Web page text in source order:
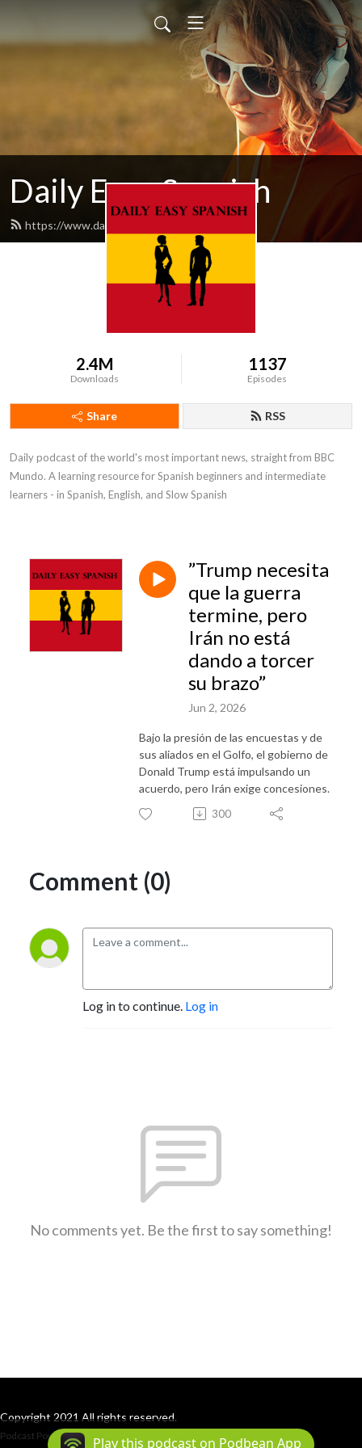
Daily Easy Spanish
https://www.dailyeasyspanish.com/feed.xml
2.4M
Downloads
1137
Episodes
Share RSS
Daily podcast of the world's most important news, straight from BBC
Mundo. A learning resource for Spanish beginners and intermediate
learners - in Spanish, English, and Slow Spanish
”Trump necesita
que la guerra
termine, pero
Irán no está
dando a torcer
su brazo”
Jun 2, 2026
Bajo la presión de las encuestas y de
sus aliados en el Golfo, el gobierno de
Donald Trump está impulsando un
acuerdo, pero Irán exige concesiones.
300
Comment (0)
Log in to continue. Log in
No comments yet. Be the first to say something!
Copyright 2021 All rights reserved.
Podcast Powered By Podbean
Play this podcast on Podbean App